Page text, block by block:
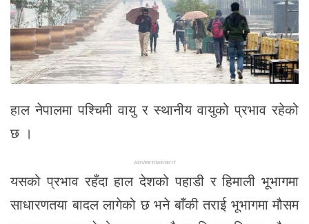
हाल नेपालमा पश्चिमी वायु र स्थानीय वायुको प्रभाव रहेको
छ ।
ADVERTISEMENT
यसको प्रभाव रहँदा हाल देशको पहाडी र हिमाली भूभागमा
साधारणतया बादल लागेको छ भने बाँकी तराई भूभागमा मौसम